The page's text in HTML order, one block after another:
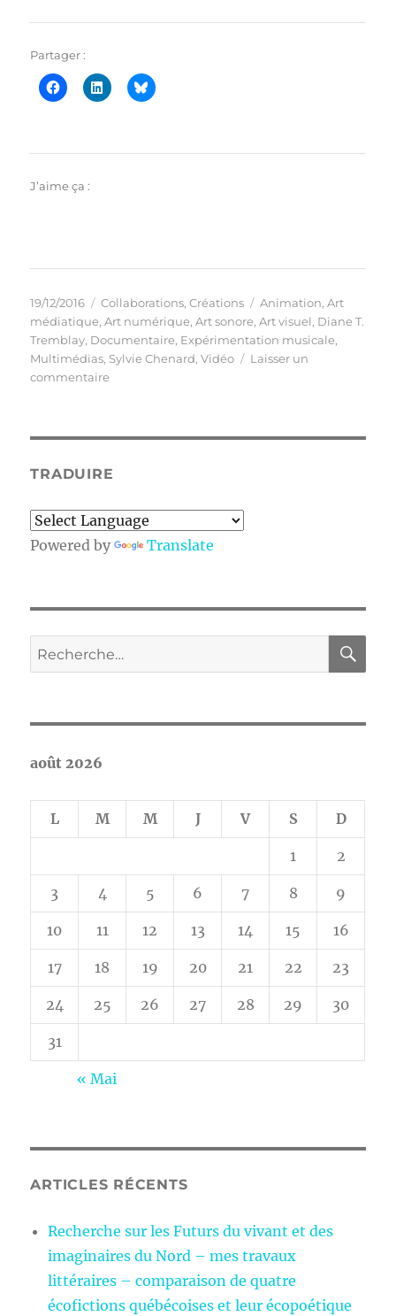
Partager :
J’aime ça :
Publié
le
19/12/2016 Catégories
Collaborations,Créations Étiquettes
Animation,Art
médiatique,Art numérique,Art sonore,Art visuel, Diane T.
Tremblay, Documentaire, Expérimentation musicale,
Multimédias, Sylvie Chenard,Vidéo
Laisser un
commentaire
Tremblay
Sylvie
Chenard
TRADUIRE
Powered by Translate
Recherche
pour :
août 2026
L M M J V S D
1 2
3 4 5 6 7 8 9
10 11 12 13 14 15 16
17 18 19 20 21 22 23
24 25 26 27 28 29 30
31
« Mai
ARTICLES RÉCENTS
Recherche sur les Futurs du vivant et des
imaginaires du Nord – mes travaux
littéraires – comparaison de quatre
écofictions québécoises et leur écopoétique